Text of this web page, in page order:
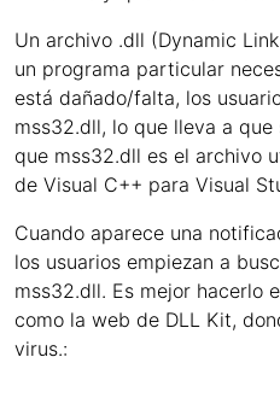
Un archivo .dll (Dynamic
un programa particular
está dañado/falta, los
mss32.dll, lo que lleva a
que mss32.dll es el archivo
de Visual C++ para Visual
Cuando aparece una
los usuarios empiezan a
mss32.dll. Es mejor hacerlo
como la web de DLL Kit,
virus.: